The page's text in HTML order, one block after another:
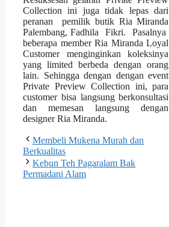
Collection ini juga tidak lepas dari
peranan pemilik butik Ria Miranda
Palembang, Fadhila Fikri. Pasalnya
beberapa member Ria Miranda Loyal
Customer menginginkan koleksinya
yang limited berbeda dengan orang
lain. Sehingga dengan dengan event
Private Preview Collection ini, para
customer bisa langsung berkonsultasi
dan memesan langsung dengan
designer Ria Miranda.
Membeli Mukena Murah dan
Berkualitas
Kebun Teh Pagaralam Bak
Permadani Alam